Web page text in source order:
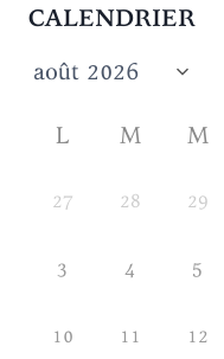
CALENDRIER
L M M
27 28 29
3 4 5
10 11 12